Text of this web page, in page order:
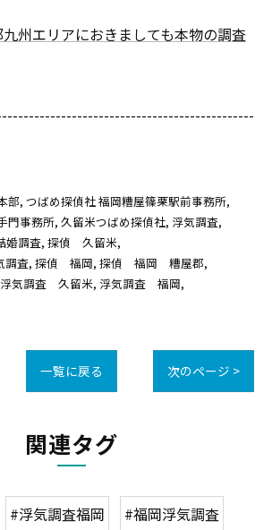
州エリアにおきましても本物の調査
部 つばめ探偵社 福岡糟屋篠栗駅前事務所
門事務所 久留米つばめ探偵社 浮気調査
婚調査 探偵 久留米
査 探偵 福岡 探偵 福岡 糟屋郡
浮気調査 久留米 浮気調査 福岡
一覧に戻る 次のページ >
関連タグ
#浮気調査福岡
#福岡浮気調査